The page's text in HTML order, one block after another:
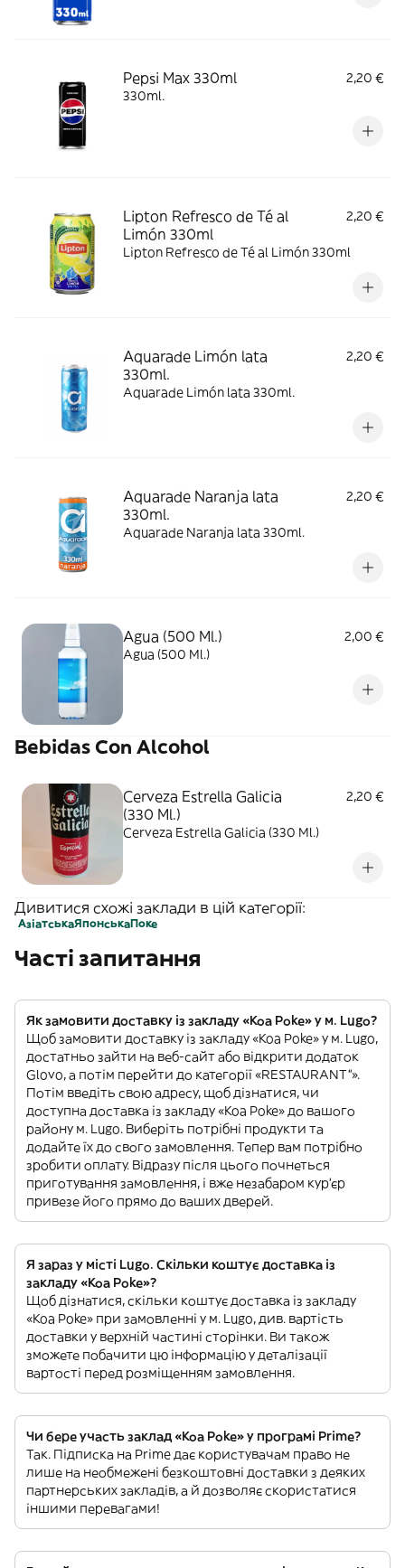
Pepsi Max 330ml
2,20 €
330ml.
Lipton Refresco de Té al
Limón 330ml
2,20 €
Lipton Refresco de Té al Limón 330ml
Aquarade Limón lata
330ml.
2,20 €
Aquarade Limón lata 330ml.
Aquarade Naranja lata
330ml.
2,20 €
Aquarade Naranja lata 330ml.
Agua (500 Ml.)
2,00 €
Agua (500 Ml.)
Bebidas Con Alcohol
Cerveza Estrella Galicia
(330 Ml.)
2,20 €
Cerveza Estrella Galicia (330 Ml.)
Дивитися схожі заклади в цій категорії:
АзіатськаЯпонськаПоке
Часті запитання
Як замовити доставку із закладу «Koa Poke» у м. Lugo?
Щоб замовити доставку із закладу «Koa Poke» у м. Lugo,
достатньо зайти на веб-сайт або відкрити додаток
Glovo, а потім перейти до категорії «RESTAURANT”».
Потім введіть свою адресу, щоб дізнатися, чи
доступна доставка із закладу «Koa Poke» до вашого
району м. Lugo. Виберіть потрібні продукти та
додайте їх до свого замовлення. Тепер вам потрібно
зробити оплату. Відразу після цього почнеться
приготування замовлення, і вже незабаром кур'єр
привезе його прямо до ваших дверей.
Я зараз у місті Lugo. Скільки коштує доставка із
закладу «Koa Poke»?
Щоб дізнатися, скільки коштує доставка із закладу
«Koa Poke» при замовленні у м. Lugo, див. вартість
доставки у верхній частині сторінки. Ви також
зможете побачити цю інформацію у деталізації
вартості перед розміщенням замовлення.
Чи бере участь заклад «Koa Poke» у програмі Prime?
Так. Підписка на Prime дає користувачам право не
лише на необмежені безкоштовні доставки з деяких
партнерських закладів, а й дозволяє скористатися
іншими перевагами!